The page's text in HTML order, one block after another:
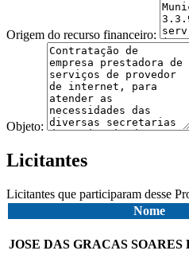
Origem do recurso financeiro:
Objeto:
Licitantes
Licitantes que participaram desse
Nome
JOSE DAS GRACAS